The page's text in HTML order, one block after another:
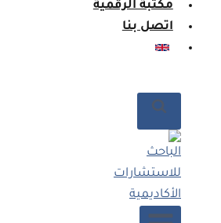
مكتبة الرقمية
اتصل بنا